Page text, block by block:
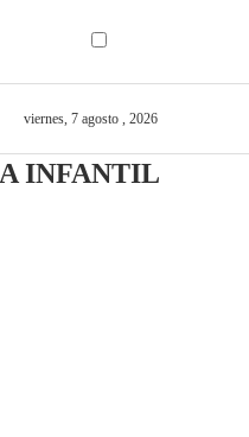
viernes, 7 agosto , 2026
INFANTIL